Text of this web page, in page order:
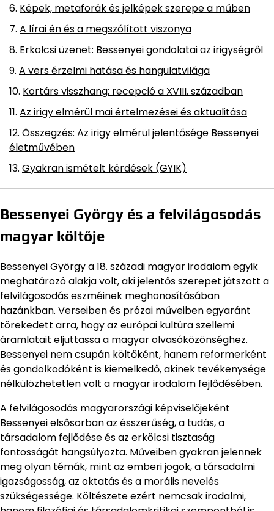
Képek, metaforák és jelképek szerepe a műben
A lírai én és a megszólított viszonya
Erkölcsi üzenet: Bessenyei gondolatai az irigységről
A vers érzelmi hatása és hangulatvilága
Kortárs visszhang: recepció a XVIII. században
Az irigy elmérül mai értelmezései és aktualitása
Összegzés: Az irigy elmérül jelentősége Bessenyei
életművében
Gyakran ismételt kérdések (GYIK)
Bessenyei György és a felvilágosodás
magyar költője
Bessenyei György a 18. századi magyar irodalom egyik
meghatározó alakja volt, aki jelentős szerepet játszott a
felvilágosodás eszméinek meghonosításában
hazánkban. Verseiben és prózai műveiben egyaránt
törekedett arra, hogy az európai kultúra szellemi
áramlatait eljuttassa a magyar olvasóközönséghez.
Bessenyei nem csupán költőként, hanem reformerként
és gondolkodóként is kiemelkedő, akinek tevékenysége
nélkülözhetetlen volt a magyar irodalom fejlődésében.
A felvilágosodás magyarországi képviselőjeként
Bessenyei elsősorban az ésszerűség, a tudás, a
társadalom fejlődése és az erkölcsi tisztaság
fontosságát hangsúlyozta. Műveiben gyakran jelennek
meg olyan témák, mint az emberi jogok, a társadalmi
igazságosság, az oktatás és a morális nevelés
szükségessége. Költészete ezért nemcsak irodalmi,